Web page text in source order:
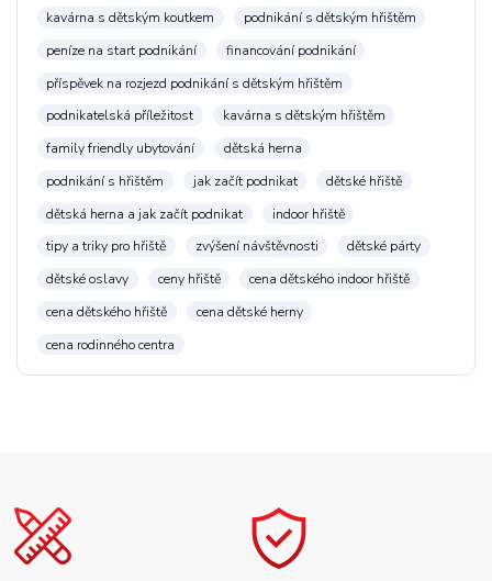
kavárna s dětským koutkem
podnikání s dětským hřištěm
peníze na start podnikání
financování podnikání
příspěvek na rozjezd podnikání s dětským hřištěm
podnikatelská příležitost
kavárna s dětským hřištěm
family friendly ubytování
dětská herna
podnikání s hřištěm
jak začít podnikat
dětské hřiště
dětská herna a jak začít podnikat
indoor hřiště
tipy a triky pro hřiště
zvýšení návštěvnosti
dětské párty
dětské oslavy
ceny hřiště
cena dětského indoor hřiště
cena dětského hřiště
cena dětské herny
cena rodinného centra